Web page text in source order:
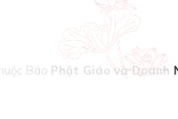
Báo Phật Giáo và Doanh